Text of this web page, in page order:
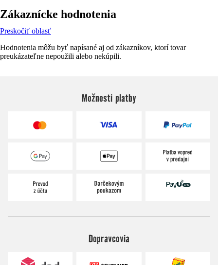
Zákaznícke hodnotenia
Preskočiť oblasť
Hodnotenia môžu byť napísané aj od zákazníkov, ktorí tovar
preukázateľne nepoužili alebo nekúpili.
Možnosti platby
Dopravcovia